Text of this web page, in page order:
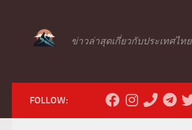
ข่าวล่าสุดเกี่ยวกับประเทศไทย
FOLLOW: